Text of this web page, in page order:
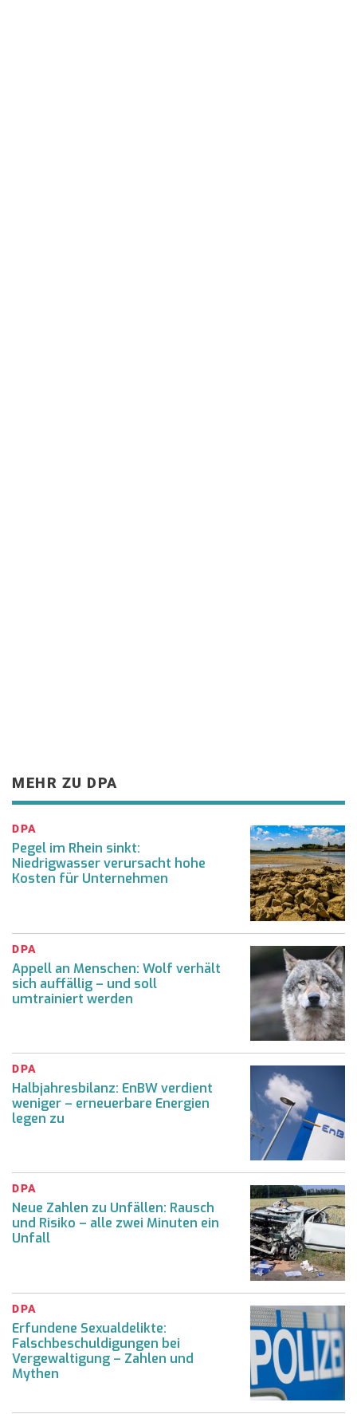
MEHR ZU DPA
DPA
Pegel im Rhein sinkt:
Niedrigwasser verursacht hohe
Kosten für Unternehmen
DPA
Appell an Menschen: Wolf verhält
sich auffällig – und soll
umtrainiert werden
DPA
Halbjahresbilanz: EnBW verdient
weniger – erneuerbare Energien
legen zu
DPA
Neue Zahlen zu Unfällen: Rausch
und Risiko – alle zwei Minuten ein
Unfall
DPA
Erfundene Sexualdelikte:
Falschbeschuldigungen bei
Vergewaltigung – Zahlen und
Mythen